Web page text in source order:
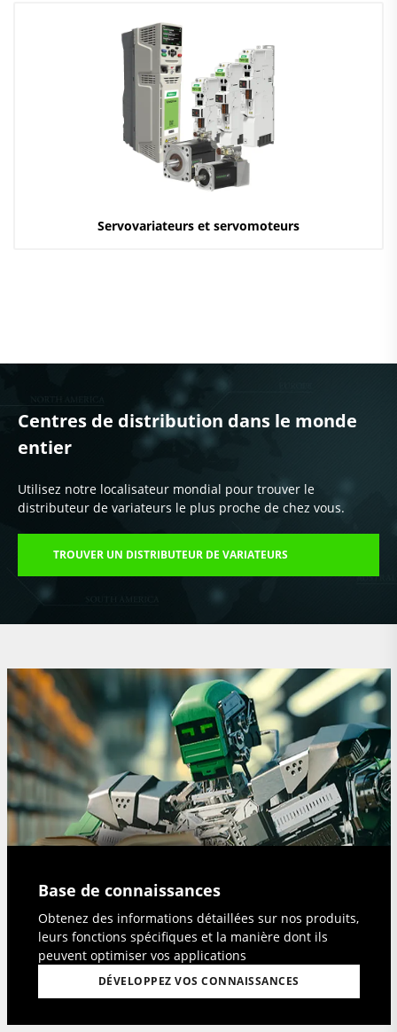
Servovariateurs et servomoteurs
Centres de distribution dans le monde
entier
Utilisez notre localisateur mondial pour trouver le
distributeur de variateurs le plus proche de chez vous.
TROUVER UN DISTRIBUTEUR DE VARIATEURS
Base de connaissances
Obtenez des informations détaillées sur nos produits,
leurs fonctions spécifiques et la manière dont ils
peuvent optimiser vos applications
DÉVELOPPEZ VOS CONNAISSANCES